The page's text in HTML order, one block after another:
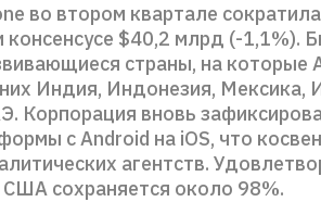
во втором квартале
$40,2 млрд (-1,1%).
страны, на которые
Индия, Индонезия, Мексика,
Корпорация вновь
с Android на iOS, что
агентств.
сохраняется около 98%.